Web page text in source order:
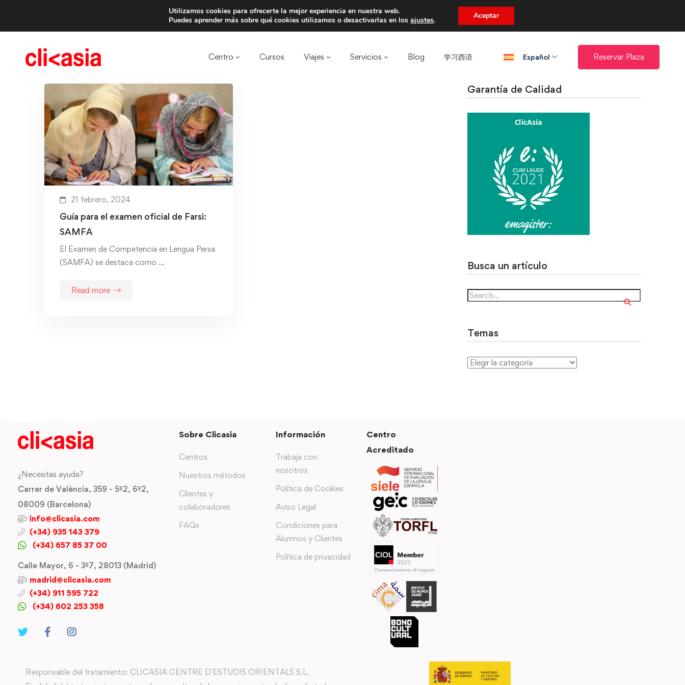
Trae a un amigo y llevaos un total de 75€ de descuento.
Centro Cursos Viajes Servicios Blog 学习西语​ Español Reservar Plaza
21 febrero, 2024
Guía para el examen oficial de Farsi:
SAMFA
El Examen de Competencia en Lengua Persa
(SAMFA) se destaca como …
Read more
Garantía de Calidad
Busca un artículo
Temas
¿Necesitas ayuda?
Carrer de València, 359 - 5º2, 6º2,
08009 (Barcelona)
info@clicasia.com
(+34) 935 143 379
(+34) 657 85 37 00
Calle Mayor, 6 - 3º7, 28013 (Madrid)
madrid@clicasia.com
(+34) 911 595 722
(+34) 602 253 358
Sobre Clicasia
Centros
Nuestros métodos
Clientes y
colaboradores
FAQs
Información
Trabaja con
nosotros
Política de Cookies
Aviso Legal
Condiciones para
Alumnos y Clientes
Política de privacidad
Centro
Acreditado
Responsable del tratamiento: CLICASIA CENTRE D´ESTUDIS ORIENTALS S.L.
Utilizamos cookies para ofrecerte la mejor experiencia en nuestra web.
Puedes aprender más sobre qué cookies utilizamos o desactivarlas en losajustes. Aceptar